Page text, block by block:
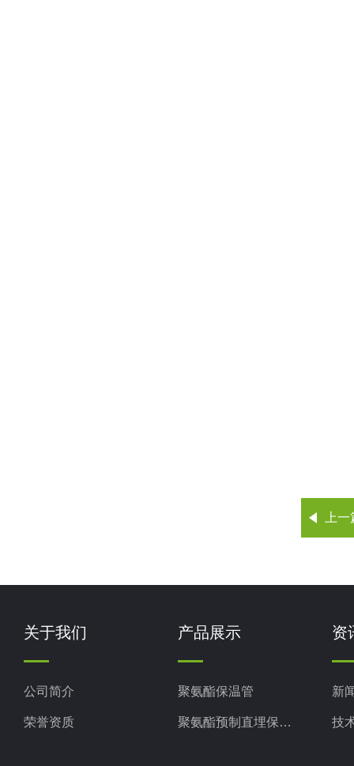
上
关于我们
公司简介
荣誉资质
产品展示
聚氨酯保温管
聚氨酯预制直埋保温管
资
新
技